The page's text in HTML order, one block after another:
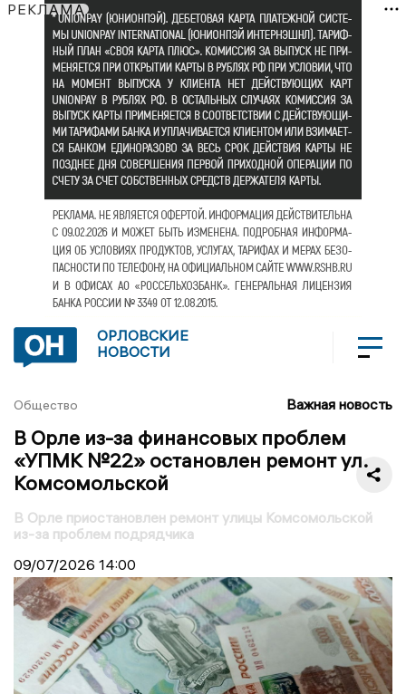
РЕКЛАМА
ОРЛОВСКИЕ
НОВОСТИ
Общество Важная новость
В Орле из-за финансовых проблем
«УПМК №22» остановлен ремонт ул.
Комсомольской
В Орле приостановлен ремонт улицы Комсомольской
из-за проблем подрядчика
09/07/2026 14:00